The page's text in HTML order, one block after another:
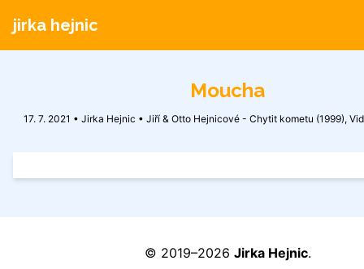
jirka hejnic
Moucha
17. 7. 2021 • Jirka Hejnic • Jiří & Otto Hejnicové - Chytit kometu (1999),
© 2019–2026 Jirka Hejnic.